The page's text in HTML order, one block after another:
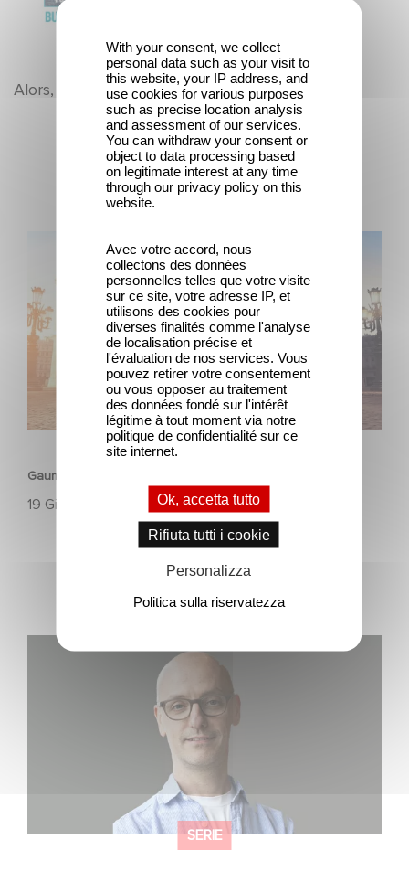
Alors, on se retrouve pour quelle projection ?
Ultime notizie
ANIMAZIONE
Gaumont e Good Hero annunciano il seguito di Ballerina
19 Giugno 2026
Gaumont e Good Hero annunciano il seguito di Ballerina
SERIE
Gaumont USA Acquires OPUS, an Investigation into the
With your consent, we collect
personal data such as your visit to
this website, your IP address, and
use cookies for various purposes
such as precise location analysis
and assessment of our services.
You can withdraw your consent or
object to data processing based
on legitimate interest at any time
through our privacy policy on this
website.
Avec votre accord, nous
collectons des données
personnelles telles que votre visite
sur ce site, votre adresse IP, et
utilisons des cookies pour
diverses finalités comme l'analyse
de localisation précise et
l'évaluation de nos services. Vous
pouvez retirer votre consentement
ou vous opposer au traitement
des données fondé sur l'intérêt
légitime à tout moment via notre
politique de confidentialité sur ce
site internet.
Ok, accetta tutto
Rifiuta tutti i cookie
Personalizza
Politica sulla riservatezza